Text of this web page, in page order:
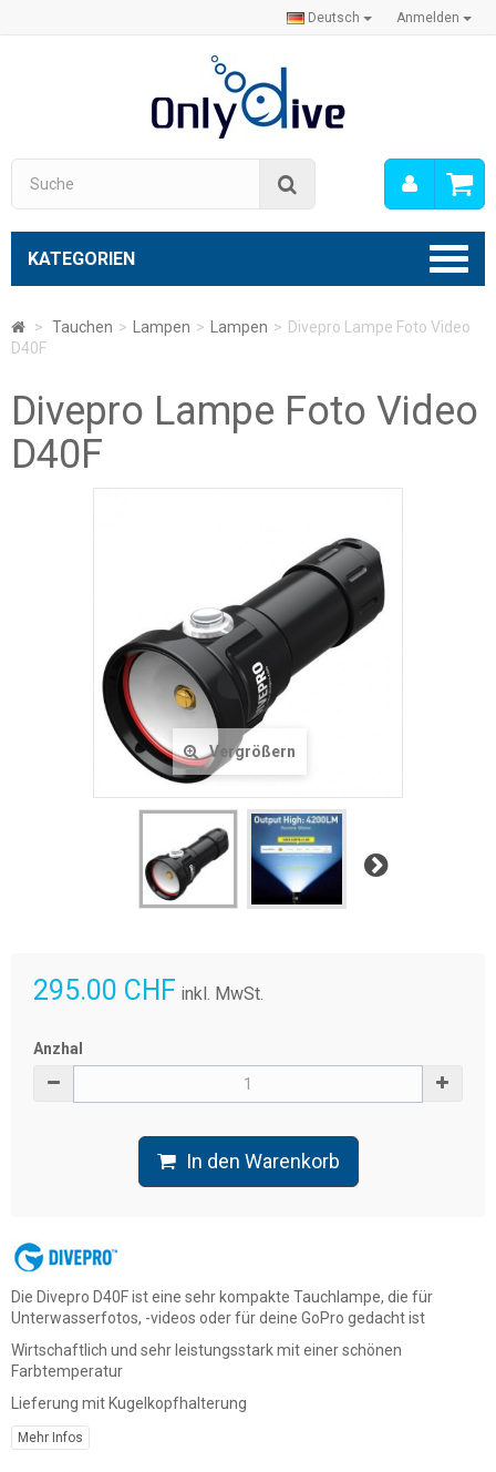
Anmelden
Deutsch
Mein
Konto
KATEGORIEN
> Tauchen > Lampen > Lampen > Divepro Lampe Foto Video
D40F
Divepro Lampe Foto Video
D40F
Vergrößern
Weiter
295.00 CHF inkl. MwSt.
Anzhal
In den Warenkorb
Die Divepro D40F ist eine sehr kompakte Tauchlampe, die für
Unterwasserfotos, -videos oder für deine GoPro gedacht ist
Wirtschaftlich und sehr leistungsstark mit einer schönen
Farbtemperatur
Lieferung mit Kugelkopfhalterung
Mehr Infos